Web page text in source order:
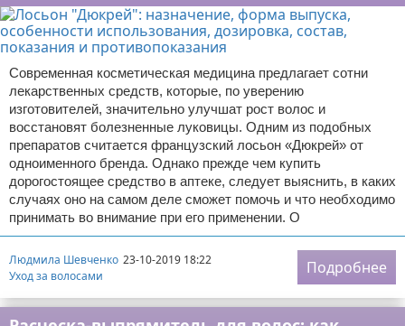
Современная косметическая медицина предлагает сотни
лекарственных средств, которые, по уверению
изготовителей, значительно улучшат рост волос и
восстановят болезненные луковицы. Одним из подобных
препаратов считается французский лосьон «Дюкрей» от
одноименного бренда. Однако прежде чем купить
дорогостоящее средство в аптеке, следует выяснить, в каких
случаях оно на самом деле сможет помочь и что необходимо
принимать во внимание при его применении. О
Людмила Шевченко 23-10-2019 18:22
Уход за волосами
Подробнее